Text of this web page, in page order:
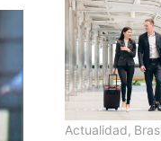
Actualidad,